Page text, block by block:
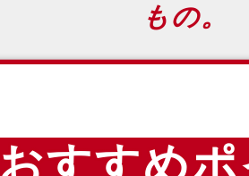
もの。
おすすめ